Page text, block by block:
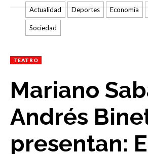
Actualidad Deportes Economía
Sociedad
TEATRO
Mariano
Andrés
presentan: